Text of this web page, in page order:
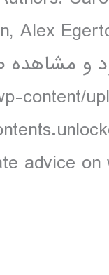
Alex
content/
advice on